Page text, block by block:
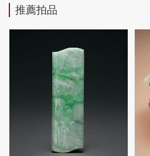
推薦拍品